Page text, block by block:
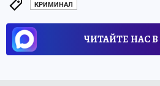
КРИМИНАЛ
ЧИТАЙТЕ НАС